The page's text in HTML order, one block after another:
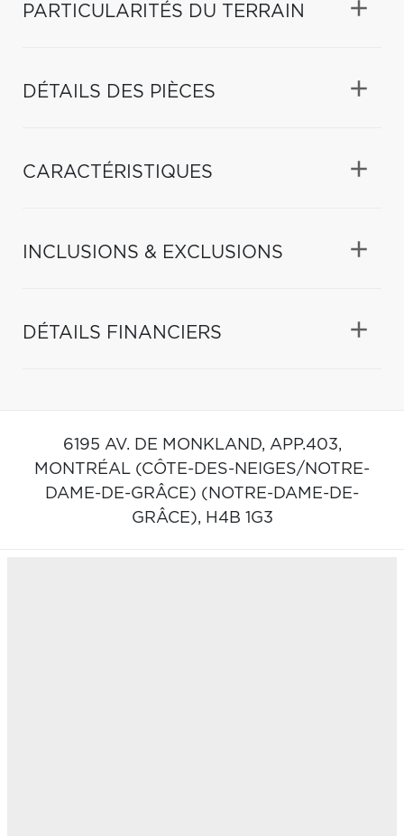
PARTICULARITÉS DU TERRAIN
DÉTAILS DES PIÈCES
CARACTÉRISTIQUES
INCLUSIONS & EXCLUSIONS
DÉTAILS FINANCIERS
6195 AV. DE MONKLAND, APP.403,
MONTRÉAL (CÔTE-DES-NEIGES/NOTRE-
DAME-DE-GRÂCE) (NOTRE-DAME-DE-
GRÂCE), H4B 1G3